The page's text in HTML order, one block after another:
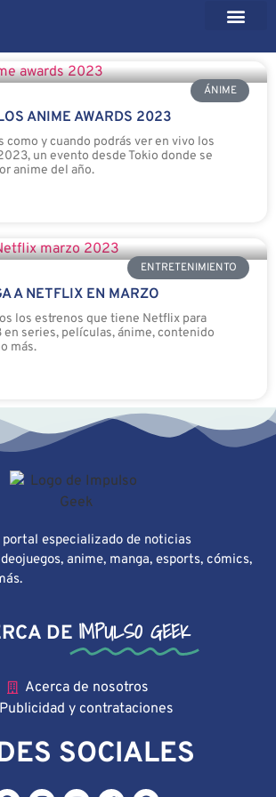
ÁNIME
ANIME AWARDS 2023
como y cuando podrás ver en vivo los
un evento desde Tokio donde se
anime del año.
ENTRETENIMIENTO
A NETFLIX EN MARZO
los estrenos que tiene Netflix para
series, películas, ánime, contenido
más.
portal especializado de noticias
anime, manga, esports, cómics,
DE IMPULSO GEEK
Acerca de nosotros
Publicidad y contrataciones
SOCIALES